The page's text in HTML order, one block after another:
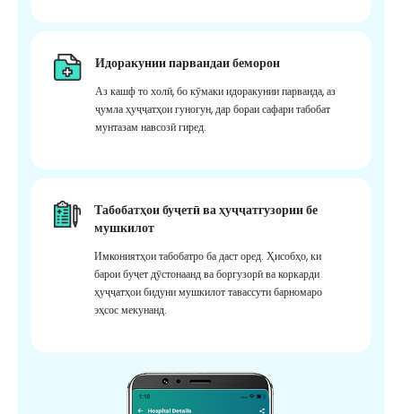
Идоракунии парвандаи беморон
Аз кашф то холӣ, бо кӯмаки идоракунии парванда, аз
ҷумла ҳуҷҷатҳои гуногун, дар бораи сафари табобат
мунтазам навсозӣ гиред.
Табобатҳои буҷетӣ ва ҳуҷҷатгузории бе
мушкилот
Имкониятҳои табобатро ба даст оред. Ҳисобҳо, ки
барои буҷет дӯстонаанд ва боргузорӣ ва коркарди
ҳуҷҷатҳои бидуни мушкилот тавассути барномаро
эҳсос мекунанд.